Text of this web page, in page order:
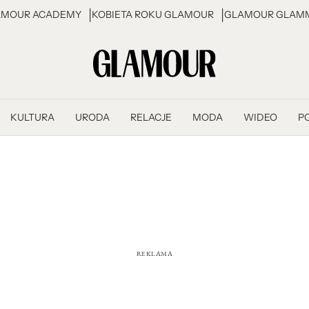
ACADEMY KOBIETA ROKU GLAMOUR GLAMOUR
KULTURA URODA RELACJE MODA WIDEO